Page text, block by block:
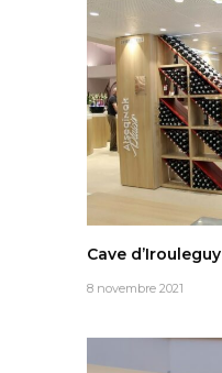
Cave d’Irouleguy
8 novembre 2021